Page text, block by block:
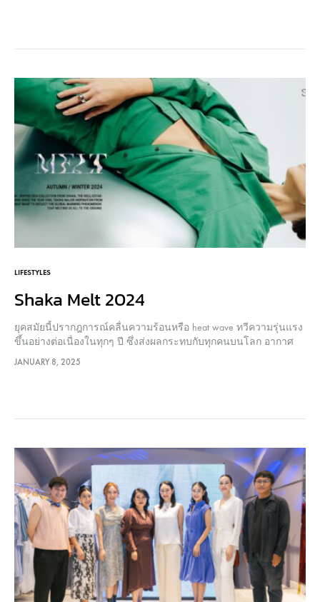
LIFESTYLES
Shaka Melt 2024
ยุคสมัยนี้ปรากฎการณ์คลื่นความร้อนหรือ heat wave ทวีความรุ่นแรง
ขึ้นอย่างต่อเนื่องในทุกๆ ปี ซึ่งส่งผลกระทบกับทุกคนบนโลก อากาศ
ร้อนจัดที่ว่าจะไปไหนทุกคนต่างพร้อมใจกันบ่นว่า “ร้อนจะละลายอยู่
แล้ว” กลายเป็นประโยคทักทายแบบ New Normal ที่ทุกคนคุ้นชินจน
JANUARY 8, 2025